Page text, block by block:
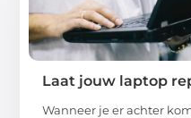
Laat jouw laptop
Wanneer je er achter